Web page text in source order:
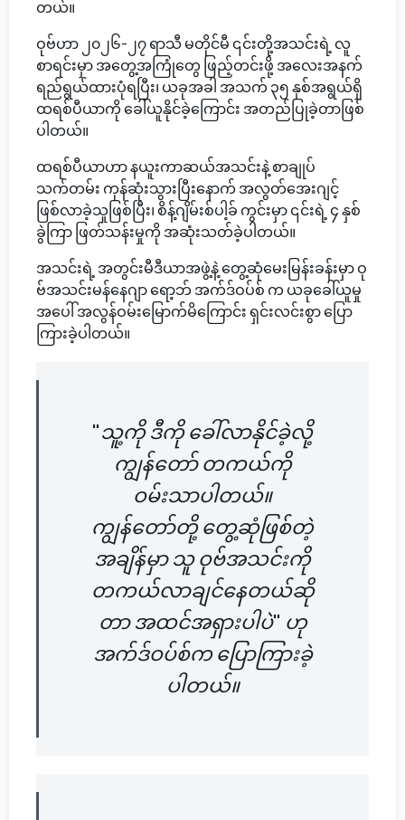
တယ်။
ဝုဗ်ဟာ ၂၀၂၆-၂၇ ရာသီ မတိုင်မီ ၎င်းတို့အသင်းရဲ့ လူ
စာရင်းမှာ အတွေ့အကြုံတွေ ဖြည့်တင်းဖို့ အလေးအနက်
ရည်ရွယ်ထားပုံရပြီး၊ ယခုအခါ အသက် ၃၅ နှစ်အရွယ်ရှိ
ထရစ်ပီယာကို ခေါ်ယူနိုင်ခဲ့ကြောင်း အတည်ပြုခဲ့တာဖြစ်
ပါတယ်။
ထရစ်ပီယာဟာ နယူးကာဆယ်အသင်းနဲ့ စာချုပ်
သက်တမ်း ကုန်ဆုံးသွားပြီးနောက် အလွတ်အေးဂျင့်
ဖြစ်လာခဲ့သူဖြစ်ပြီး၊ စိန့်ဂျိမ်းစ်ပါ့ခ် ကွင်းမှာ ၎င်းရဲ့ ၄ နှစ်
ခွဲကြာ ဖြတ်သန်းမှုကို အဆုံးသတ်ခဲ့ပါတယ်။
အသင်းရဲ့ အတွင်းမီဒီယာအဖွဲ့နဲ့ တွေ့ဆုံမေးမြန်းခန်းမှာ ဝု
ဗ်အသင်းမန်နေဂျာ ရော့ဘ် အက်ဒ်ဝပ်စ် က ယခုခေါ်ယူမှု
အပေါ် အလွန်ဝမ်းမြောက်မိကြောင်း ရှင်းလင်းစွာ ပြော
ကြားခဲ့ပါတယ်။
"သူ့ကို ဒီကို ခေါ်လာနိုင်ခဲ့လို့
ကျွန်တော် တကယ်ကို
ဝမ်းသာပါတယ်။
ကျွန်တော်တို့ တွေ့ဆုံဖြစ်တဲ့
အချိန်မှာ သူ ဝုဗ်အသင်းကို
တကယ်လာချင်နေတယ်ဆို
တာ အထင်အရှားပါပဲ" ဟု
အက်ဒ်ဝပ်စ်က ပြောကြားခဲ့
ပါတယ်။